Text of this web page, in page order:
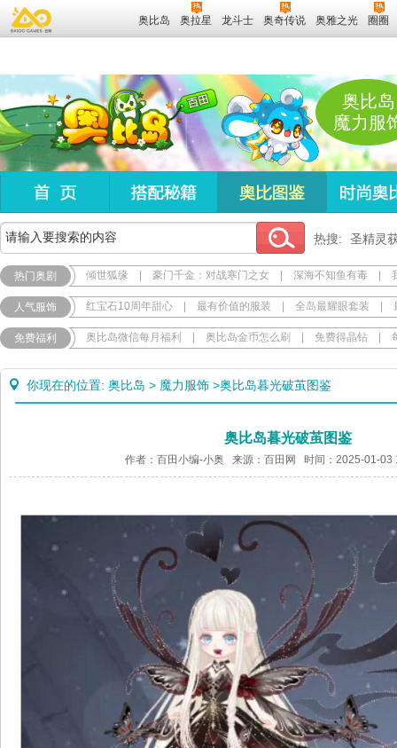
奥比岛 奥拉星 龙斗士 奥奇传说 奥雅之光 圈圈
奥比岛
魔力服
热搜: 圣精灵
热门奥剧 倾世狐缘 豪门千金：对战寒门之女 深海不知鱼有毒
人气服饰 红宝石10周年甜心 最有价值的服装 全岛最耀眼套装
免费福利 奥比岛微信每月福利 奥比岛金币怎么刷 免费得晶钻
你现在的位置: 奥比岛 > 魔力服饰 >奥比岛暮光破茧图鉴
奥比岛暮光破茧图鉴
作者：百田小编-小奥 来源：百田网 时间：2025-01-